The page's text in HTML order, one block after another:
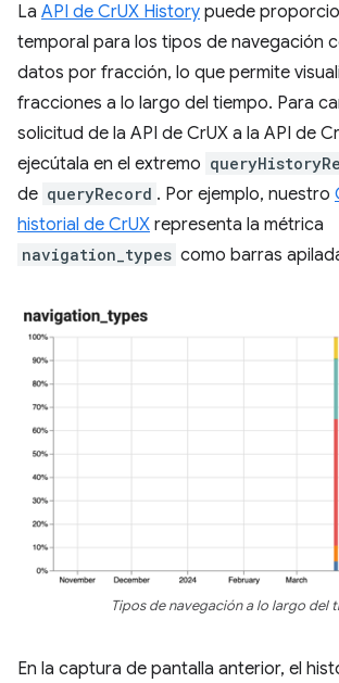
La API de CrUX History puede
temporal para los tipos de navegación
datos por fracción, lo que permite
fracciones a lo largo del tiempo. Para
solicitud de la API de CrUX a la API de
ejecútala en el extremo
de queryRecord . Por ejemplo, nuestro
historial de CrUX representa la métrica
navigation_types como barras
Tipos de navegación a lo largo del
En la captura de pantalla anterior, el